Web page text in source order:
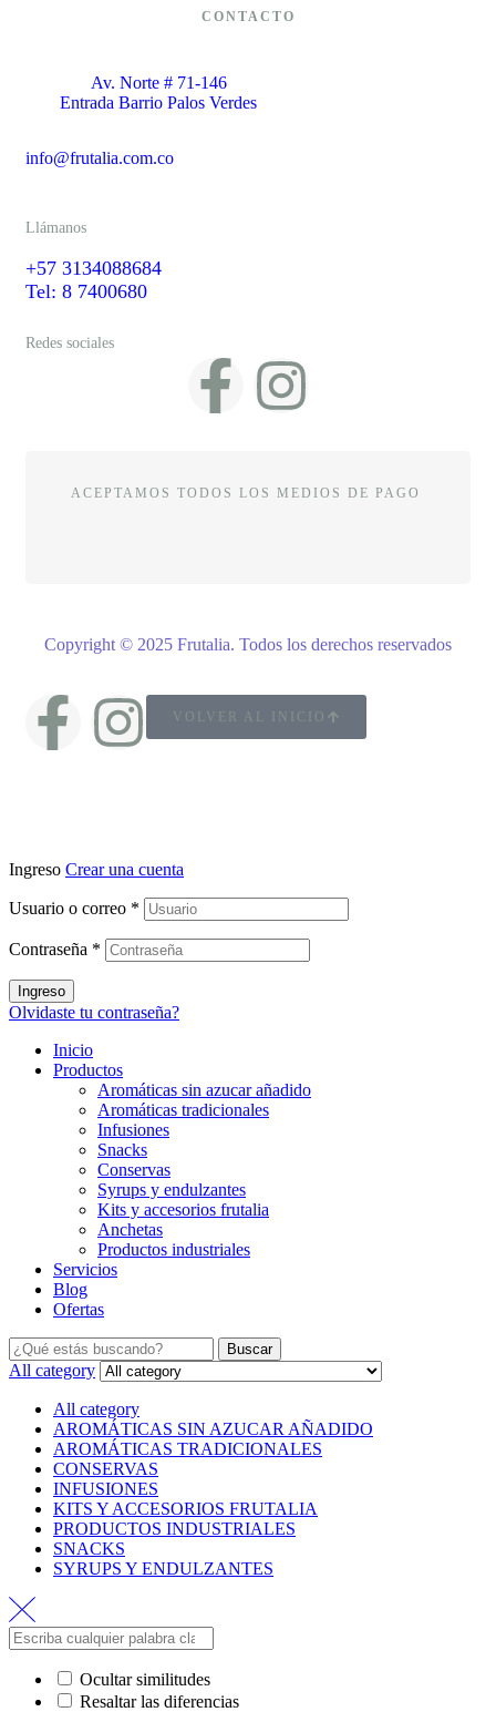
CONTACTO
Av. Norte # 71-146
Entrada Barrio Palos Verdes
info@frutalia.com.co
Llámanos
+57 3134088684
Tel: 8 7400680
Redes sociales
ACEPTAMOS TODOS LOS MEDIOS DE PAGO
Copyright © 2025 Frutalia. Todos los derechos reservados
VOLVER AL INICIO
Ingreso Crear una cuenta
Usuario o correo *
Contraseña *
Ingreso
Olvidaste tu contraseña?
Inicio
Productos
Aromáticas sin azucar añadido
Aromáticas tradicionales
Infusiones
Snacks
Conservas
Syrups y endulzantes
Kits y accesorios frutalia
Anchetas
Productos industriales
Servicios
Blog
Ofertas
Buscar
All category
All category
AROMÁTICAS SIN AZUCAR AÑADIDO
AROMÁTICAS TRADICIONALES
CONSERVAS
INFUSIONES
KITS Y ACCESORIOS FRUTALIA
PRODUCTOS INDUSTRIALES
SNACKS
SYRUPS Y ENDULZANTES
Ocultar similitudes
Resaltar las diferencias